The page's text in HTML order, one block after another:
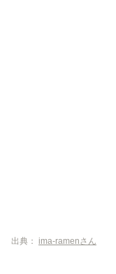
出典： ima-ramenさん